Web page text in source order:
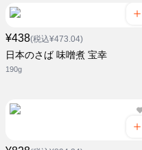
¥438(税込¥473.04)
日本のさば 味噌煮 宝幸
190g